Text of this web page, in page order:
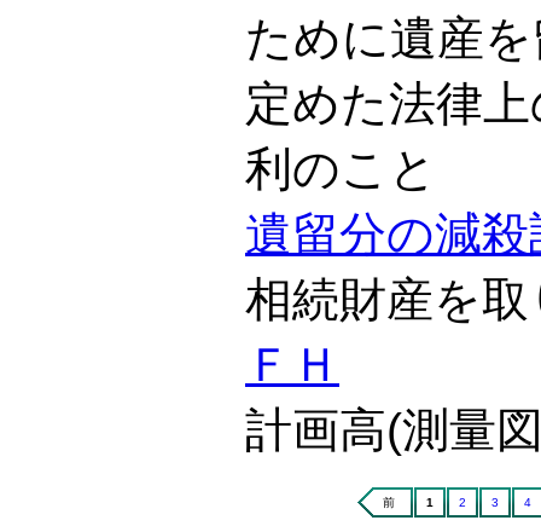
ために遺産
定めた法律
利のこと
遺留分の減
相続財産を
ＦＨ
計画高(測量
前 1 2 3 4